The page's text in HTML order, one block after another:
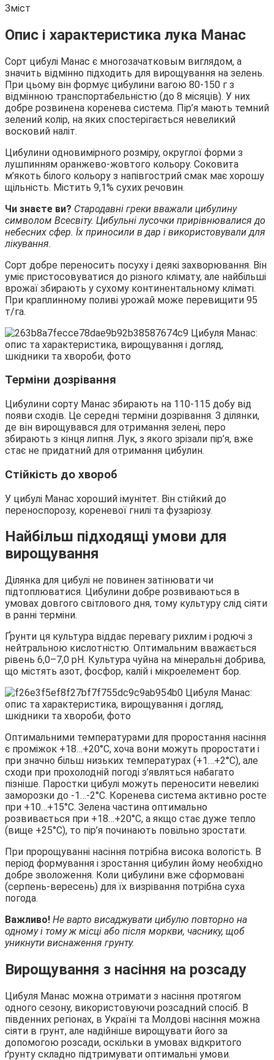
Зміст
Опис і характеристика лука Манас
Сорт цибулі Манас є многозачатковым виглядом, а
значить відмінно підходить для вирощування на зелень.
При цьому він формує цибулини вагою 80-150 г з
відмінною транспортабельністю (до 8 місяців). У них
добре розвинена коренева система. Пір’я мають темний
зелений колір, на яких спостерігається невеликий
восковий наліт.
Цибулини одновимірного розміру, округлої форми з
лушпинням оранжево-жовтого кольору. Соковита
м’якоть білого кольору з напівгострий смак має хорошу
щільність. Містить 9,1% сухих речовин.
Чи знаєте ви? Стародавні греки вважали цибулину
символом Всесвіту. Цибульні лусочки прирівнювалися до
небесних сфер. Їх приносили в дар і використовували для
лікування.
Сорт добре переносить посуху і деякі захворювання. Він
уміє пристосовуватися до різного клімату, але найбільші
врожаї збирають у сухому континентальному кліматі.
При краплинному поливі урожай може перевищити 95
т/га.
Терміни дозрівання
Цибулини сорту Манас збирають на 110-115 добу від
появи сходів. Це середні терміни дозрівання. З ділянки,
де він вирощувався для отримання зелені, перо
збирають з кінця липня. Лук, з якого зрізали пір’я, вже
стає не придатний для отримання цибулин.
Стійкість до хвороб
У цибулі Манас хороший імунітет. Він стійкий до
переноспорозу, кореневої гнилі та фузаріозу.
Найбільш підходящі умови для
вирощування
Ділянка для цибулі не повинен затінювати чи
підтоплюватися. Цибулини добре розвиваються в
умовах довгого світлового дня, тому культуру слід сіяти
в ранні терміни.
Ґрунти ця культура віддає перевагу рихлим і родючі з
нейтральною кислотністю. Оптимальним вважається
рівень 6,0–7,0 рН. Культура чуйна на мінеральні добрива,
що містять азот, фосфор, калій і мікроелемент бор.
Оптимальними температурами для проростання насіння
є проміжок +18…+20°С, хоча вони можуть проростати і
при значно більш низьких температурах (+1…+2°С), але
сходи при прохолодній погоді з’являться набагато
пізніше. Паростки цибулі можуть переносити невеликі
заморозки до -1…-2°С. Коренева система активно росте
при +10…+15°С. Зелена частина оптимально
розвивається при +18…+20°С, а якщо стає дуже тепло
(вище +25°С), то пір’я починають повільно зростати.
При пророщуванні насіння потрібна висока вологість. В
період формування і зростання цибулин йому необхідно
добре зволоження. Коли цибулини вже сформовані
(серпень-вересень) для їх визрівання потрібна суха
погода.
Важливо! Не варто висаджувати цибулю повторно на
одному і тому ж місці або після моркви, часнику, щоб
уникнути виснаження грунту.
Вирощування з насіння на розсаду
Цибуля Манас можна отримати з насіння протягом
одного сезону, використовуючи розсадний спосіб. В
південних регіонах, в Україні та Молдові насіння можна
сіяти в грунт, але надійніше вирощувати його за
допомогою розсади, оскільки в умовах відкритого
ґрунту складно підтримувати оптимальні умови.